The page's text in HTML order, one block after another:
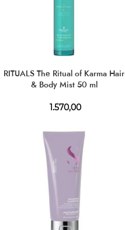
RITUALS The Ritual of Karma Hair
& Body Mist 50 ml
1.570,00